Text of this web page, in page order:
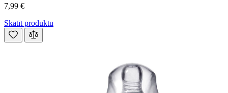
7,99 €
Skatīt produktu